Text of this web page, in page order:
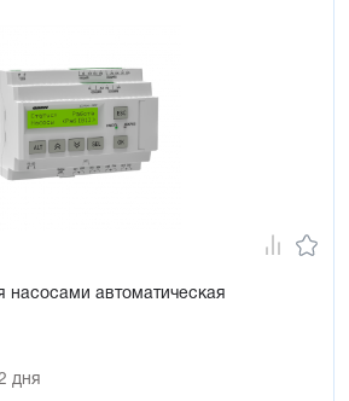
насосами автоматическая
дня